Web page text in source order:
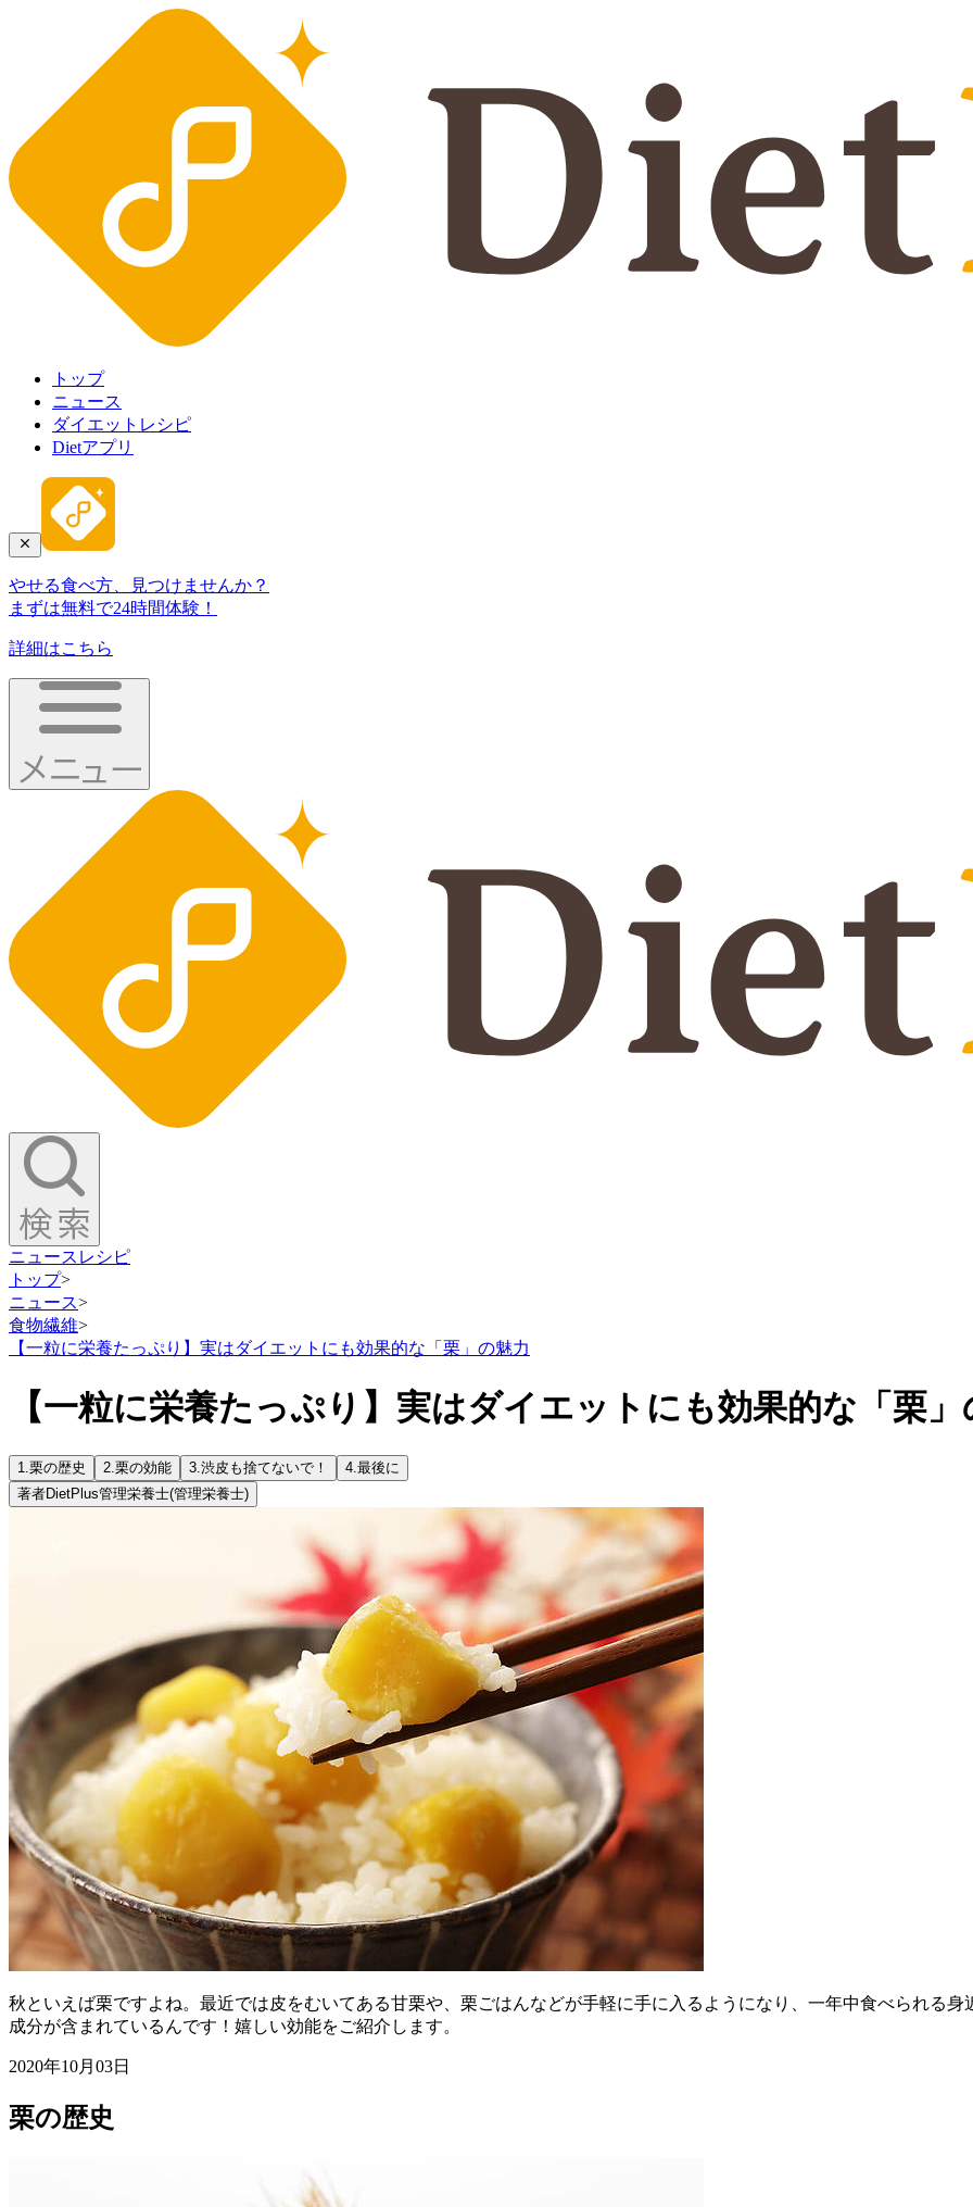
トップ
ニュース
ダイエットレシピ
Dietアプリ
やせる食べ方、見つけませんか？
まずは無料で24時間体験！
詳細はこちら
ニュース レシピ
トップ>
ニュース>
食物繊維>
【一粒に栄養たっぷり】実はダイエットにも効果的な「栗」の魅力
【一粒に栄養たっぷり】実はダイエットにも効果的な「栗」
1.栗の歴史 2.栗の効能 3.渋皮も捨てないで！ 4.最後に
著者DietPlus管理栄養士(管理栄養士)
秋といえば栗ですよね。最近では皮をむいてある甘栗や、栗ごはんなどが手軽に手に入るようになり、一年中食べられる
成分が含まれているんです！嬉しい効能をご紹介します。
2020年10月03日
栗の歴史